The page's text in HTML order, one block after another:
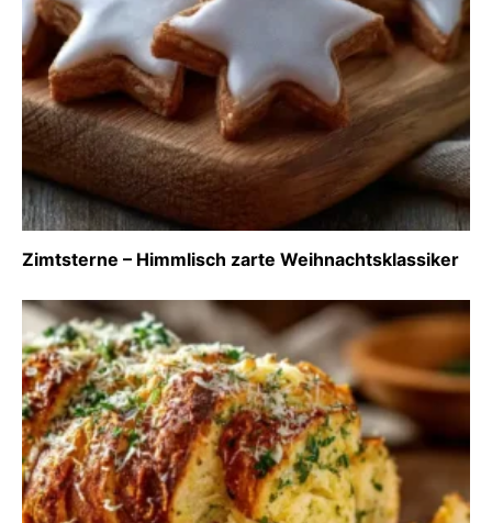
Zimtsterne – Himmlisch zarte Weihnachtsklassiker